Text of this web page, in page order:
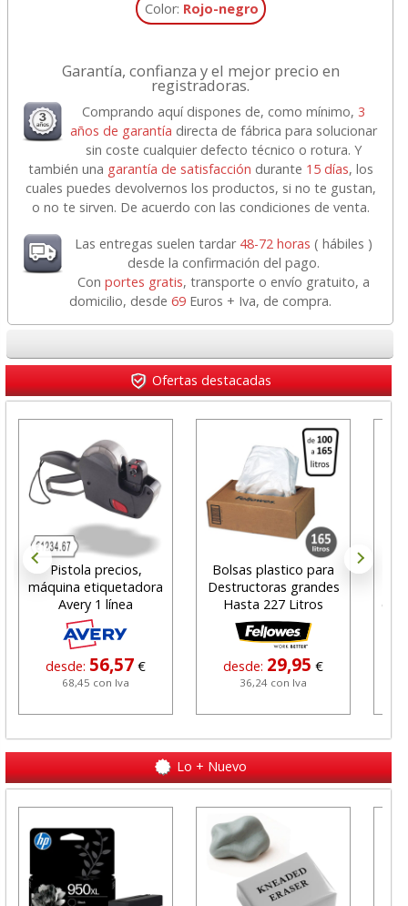
Color: Rojo-negro
Garantía, confianza y el mejor precio en
registradoras.
Comprando aquí dispones de, como mínimo, 3
años de garantía directa de fábrica para solucionar
sin coste cualquier defecto técnico o rotura. Y
también una garantía de satisfacción durante 15 días, los
cuales puedes devolvernos los productos, si no te gustan,
o no te sirven. De acuerdo con las condiciones de venta.
Las entregas suelen tardar 48-72 horas ( hábiles )
desde la confirmación del pago.
Con portes gratis, transporte o envío gratuito, a
domicilio, desde69 Euros + Iva, de compra.
Ofertas destacadas
Pistola precios,
máquina etiquetadora
Avery 1 línea
desde: 56,57 €
68,45 con Iva
Bolsas plastico para
Destructoras grandes
Hasta 227 Litros
desde: 29,95 €
36,24 con Iva
Lo + Nuevo